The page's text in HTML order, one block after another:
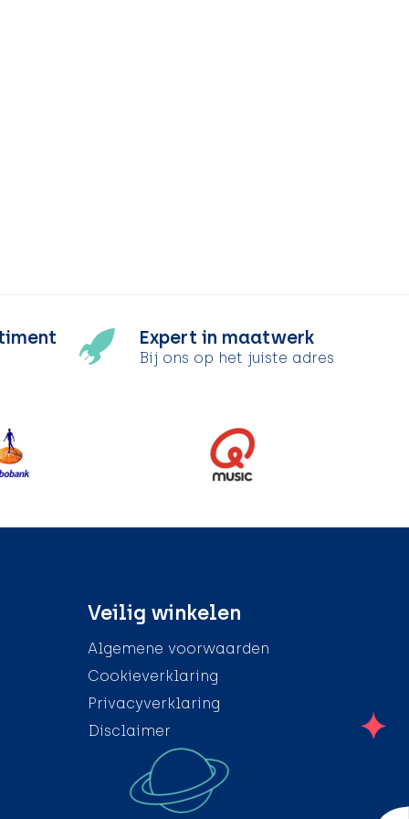
Expert in maatwerk
Bij ons op het juiste adres
Veilig winkelen
Algemene voorwaarden
Cookieverklaring
Privacyverklaring
Disclaimer